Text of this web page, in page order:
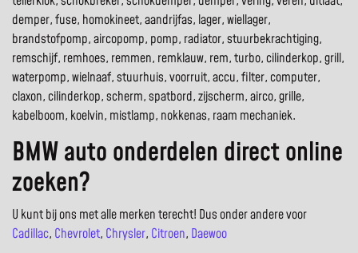
demper, fuse, homokineet, aandrijfas, lager, wiellager,
brandstofpomp, aircopomp, pomp, radiator, stuurbekrachtiging,
remschijf, remhoes, remmen, remklauw, rem, turbo, cilinderkop, grill,
waterpomp, wielnaaf, stuurhuis, voorruit, accu, filter, computer,
claxon, cilinderkop, scherm, spatbord, zijscherm, airco, grille,
kabelboom, koelvin, mistlamp, nokkenas, raam mechaniek.
BMW auto onderdelen direct online
zoeken?
U kunt bij ons met alle merken terecht! Dus onder andere voor
Cadillac, Chevrolet, Chrysler, Citroen, Daewoo